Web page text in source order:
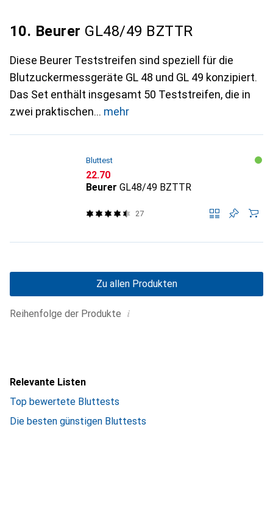
10. Beurer GL48/49 BZTTR
Diese Beurer Teststreifen sind speziell für die
Blutzuckermessgeräte GL 48 und GL 49 konzipiert.
Das Set enthält insgesamt 50 Teststreifen, die in
zwei praktischen
mehr
Bluttest
CHF
22.70
Beurer GL48/49 BZTTR
27
Reihenfolge der Produkte i
Zu allen Produkten
Relevante Listen
Top bewertete Bluttests
Die besten günstigen Bluttests